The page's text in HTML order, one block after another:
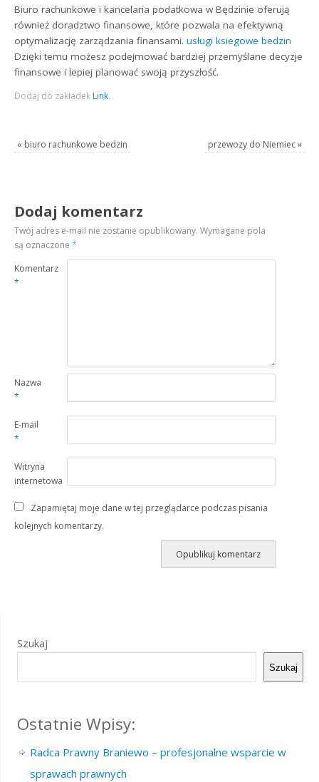
Biuro rachunkowe i kancelaria podatkowa w Będzinie oferują
również doradztwo finansowe, które pozwala na efektywną
optymalizację zarządzania finansami.usługi ksiegowe bedzin
Dzięki temu możesz podejmować bardziej przemyślane decyzje
finansowe i lepiej planować swoją przyszłość.
Dodaj do zakładek Link.
« biuro rachunkowe bedzin przewozy do Niemiec»
Dodaj komentarz
Twój adres e-mail nie zostanie opublikowany. Wymagane pola
są oznaczone*
Komentarz
*
Nazwa
*
E-mail
*
Witryna
internetowa
Zapamiętaj moje dane w tej przeglądarce podczas pisania
kolejnych komentarzy.
Szukaj
Szukaj
Ostatnie Wpisy:
Radca Prawny Braniewo – profesjonalne wsparcie w
sprawach prawnych